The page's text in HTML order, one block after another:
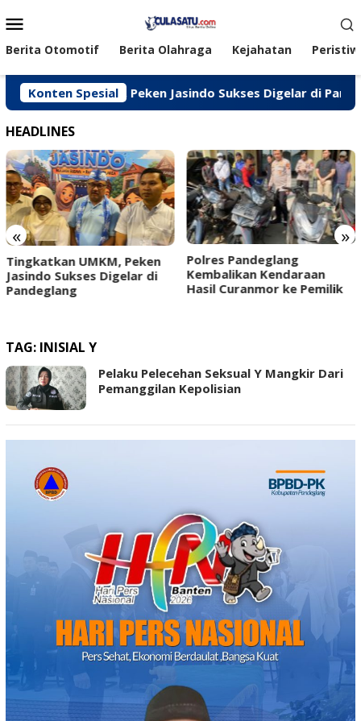
ke
kontenMobile
Berita Otomotif Berita Olahraga Kejahatan
Konten Spesial
UMKM, Peken Jasindo Sukses Digelar di
HEADLINES
« »
Tingkatkan UMKM, Peken
Jasindo Sukses Digelar di
Pandeglang
‎Polres Pandeglang
Kembalikan Kendaraan
Hasil Curanmor ke Pemilik ‎ ‎
TAG: INISIAL Y
Pelaku Pelecehan Seksual Y Mangkir Dari
Pemanggilan Kepolisian